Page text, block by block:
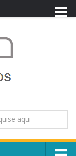
TRANSPARÊNCIA
OUVIDORIA